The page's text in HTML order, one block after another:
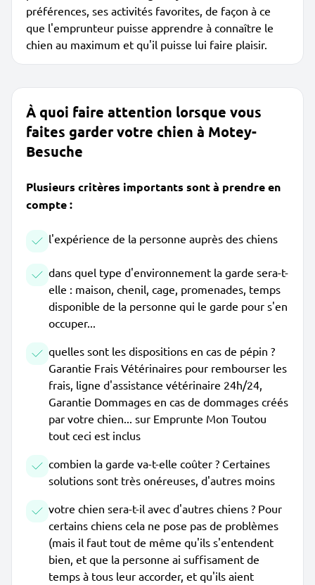
préférences, ses activités favorites, de façon à ce
que l'emprunteur puisse apprendre à connaître le
chien au maximum et qu'il puisse lui faire plaisir.
À quoi faire attention lorsque vous
faites garder votre chien à Motey-
Besuche
Plusieurs critères importants sont à prendre en
compte :
l'expérience de la personne auprès des chiens
dans quel type d'environnement la garde sera-t-
elle : maison, chenil, cage, promenades, temps
disponible de la personne qui le garde pour s'en
occuper...
quelles sont les dispositions en cas de pépin ?
Garantie Frais Vétérinaires pour rembourser les
frais, ligne d'assistance vétérinaire 24h/24,
Garantie Dommages en cas de dommages créés
par votre chien... sur Emprunte Mon Toutou
tout ceci est inclus
combien la garde va-t-elle coûter ? Certaines
solutions sont très onéreuses, d'autres moins
votre chien sera-t-il avec d'autres chiens ? Pour
certains chiens cela ne pose pas de problèmes
(mais il faut tout de même qu'ils s'entendent
bien, et que la personne ai suffisament de
temps à tous leur accorder, et qu'ils aient